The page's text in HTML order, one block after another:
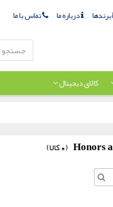
برندها درباره ما تماس با ما
کالای دیجیتال
Honors
(
0کالا)